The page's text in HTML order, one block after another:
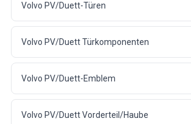
Volvo PV/Duett-Türen
Volvo PV/Duett Türkomponenten
Volvo PV/Duett-Emblem
Volvo PV/Duett Vorderteil/Haube